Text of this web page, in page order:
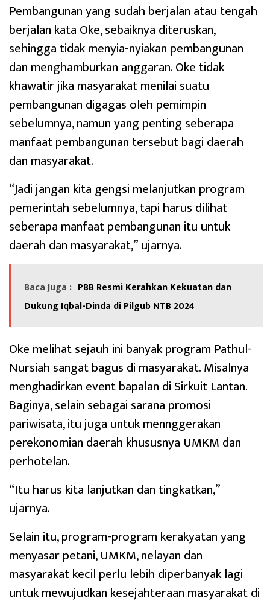
Pembangunan yang sudah berjalan atau tengah
berjalan kata Oke, sebaiknya diteruskan,
sehingga tidak menyia-nyiakan pembangunan
dan menghamburkan anggaran. Oke tidak
khawatir jika masyarakat menilai suatu
pembangunan digagas oleh pemimpin
sebelumnya, namun yang penting seberapa
manfaat pembangunan tersebut bagi daerah
dan masyarakat.
“Jadi jangan kita gengsi melanjutkan program
pemerintah sebelumnya, tapi harus dilihat
seberapa manfaat pembangunan itu untuk
daerah dan masyarakat,” ujarnya.
Baca Juga : PBB Resmi Kerahkan Kekuatan dan
Dukung Iqbal-Dinda di Pilgub NTB 2024
Oke melihat sejauh ini banyak program Pathul-
Nursiah sangat bagus di masyarakat. Misalnya
menghadirkan event bapalan di Sirkuit Lantan.
Baginya, selain sebagai sarana promosi
pariwisata, itu juga untuk mennggerakan
perekonomian daerah khususnya UMKM dan
perhotelan.
“Itu harus kita lanjutkan dan tingkatkan,”
ujarnya.
Selain itu, program-program kerakyatan yang
menyasar petani, UMKM, nelayan dan
masyarakat kecil perlu lebih diperbanyak lagi
untuk mewujudkan kesejahteraan masyarakat di